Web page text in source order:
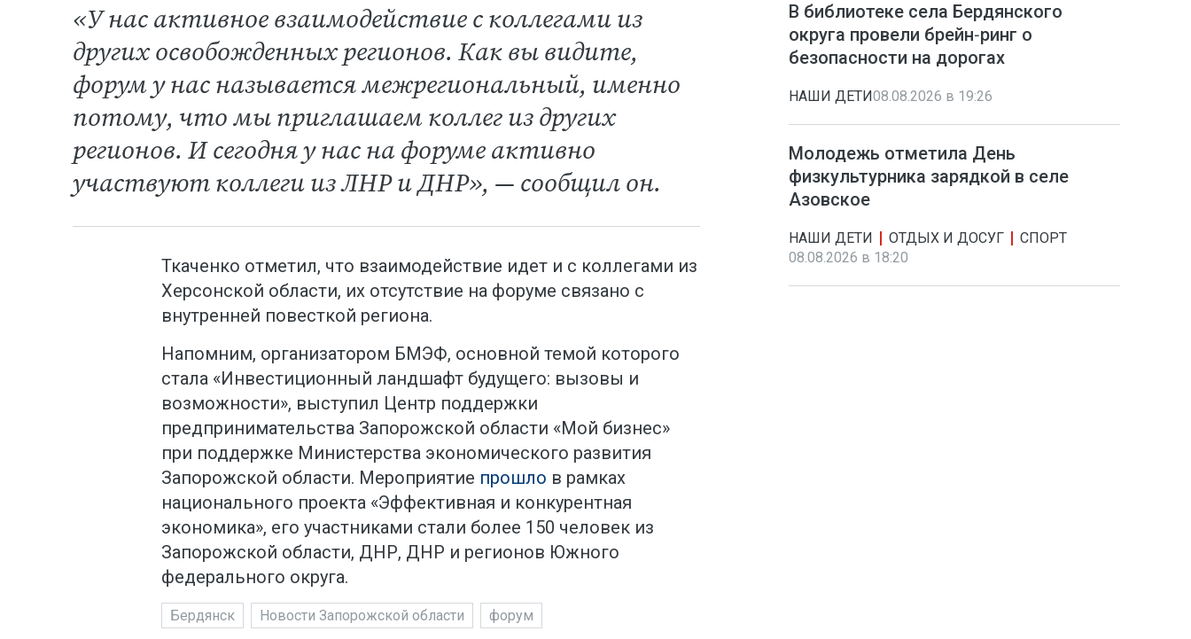
«У нас активное взаимодействие с коллегами из
других освобожденных регионов. Как вы видите,
форум у нас называется межрегиональный, именно
потому, что мы приглашаем коллег из других
регионов. И сегодня у нас на форуме активно
участвуют коллеги из ЛНР и ДНР», — сообщил он.
Ткаченко отметил, что взаимодействие идет и с коллегами из
Херсонской области, их отсутствие на форуме связано с
внутренней повесткой региона.
Напомним, организатором БМЭФ, основной темой которого
стала «Инвестиционный ландшафт будущего: вызовы и
возможности», выступил Центр поддержки
предпринимательства Запорожской области «Мой бизнес»
при поддержке Министерства экономического развития
Запорожской области. Мероприятие прошло в рамках
национального проекта «Эффективная и конкурентная
экономика», его участниками стали более 150 человек из
Запорожской области, ДНР, ДНР и регионов Южного
федерального округа.
Бердянск Новости Запорожской области форум
В библиотеке села Бердянского
округа провели брейн‑ринг о
безопасности на дорогах
НАШИ ДЕТИ08.08.2026 в 19:26
Молодежь отметила День
физкультурника зарядкой в селе
Азовское
НАШИ ДЕТИ ОТДЫХ И ДОСУГ
СПОРТ
08.08.2026 в 18:20